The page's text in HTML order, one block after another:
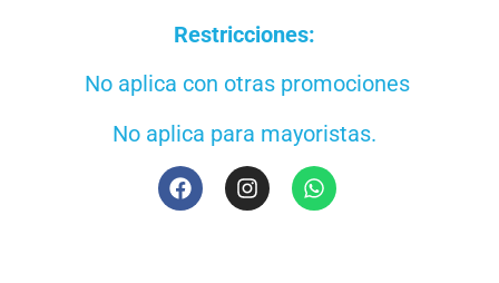
Restricciones:
No aplica con otras promociones
No aplica para mayoristas.